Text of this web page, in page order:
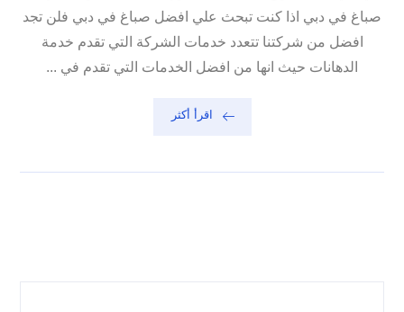
صباغ في دبي اذا كنت تبحث علي افضل صباغ في دبي فلن تجد
افضل من شركتنا تتعدد خدمات الشركة التي تقدم خدمة
الدهانات حيث انها من افضل الخدمات التي تقدم في ...
اقرأ أكثر